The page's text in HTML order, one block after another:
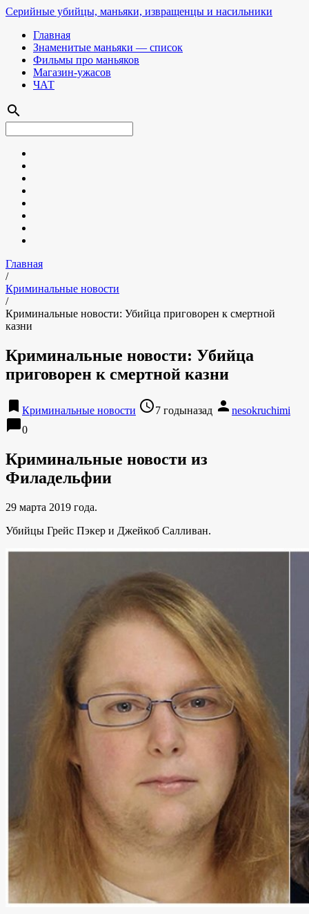
Серийные убийцы, маньяки, извращенцы и насильники
Главная
Знаменитые маньяки — список
Фильмы про маньяков
Магазин-ужасов
ЧАТ
search
Главная
/
Криминальные новости
/
Криминальные новости: Убийца приговорен к смертной
казни
Криминальные новости: Убийца
приговорен к смертной казни
bookmark Криминальные новости access_time7 годыназад person nesokruchimi
chat_bubble0
Криминальные новости из
Филадельфии
29 марта 2019 года.
Убийцы Грейс Пэкер и Джейкоб Салливан.